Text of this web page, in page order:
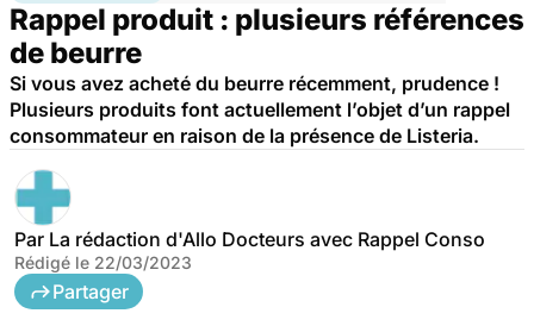
Rappel produit : plusieurs références
de beurre
Si vous avez acheté du beurre récemment, prudence !
Plusieurs produits font actuellement l’objet d’un rappel
consommateur en raison de la présence de Listeria.
Par La rédaction d'Allo Docteurs avec Rappel Conso
Rédigé le 22/03/2023
Partager